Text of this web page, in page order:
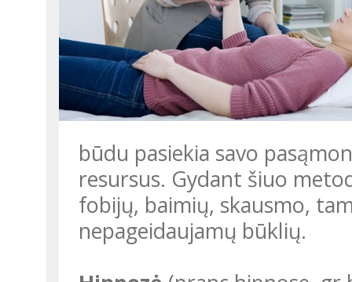
būdu pasiekia savo
resursus. Gydant šiuo
fobijų, baimių, skausmo,
nepageidaujamų būklių.